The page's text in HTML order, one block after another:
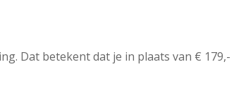
Dat betekent dat je in plaats van € 179,-